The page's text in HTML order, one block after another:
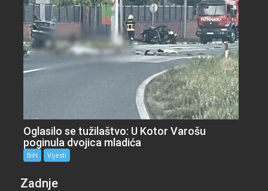
Oglasilo se tužilaštvo: U Kotor Varošu
poginula dvojica mladića
BiH Vijesti
Zadnje